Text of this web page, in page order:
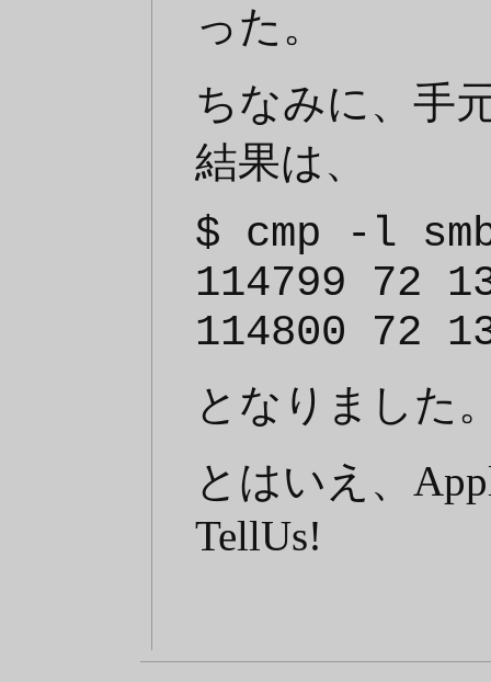
った。
ちなみに、手
結果は、
$ cmp -l
114799 72
114800 72
となりました
とはいえ、
TellUs!